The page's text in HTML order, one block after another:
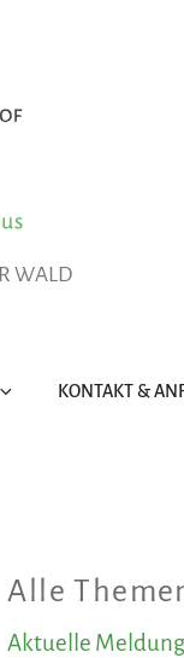
WALD
KONTAKT &
Alle
Aktuelle